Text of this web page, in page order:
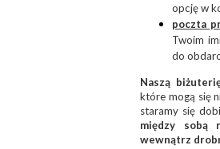
opcję w
poczta
Twoim
do
Naszą
które mogą się
staramy się
między sobą
wewnątrz